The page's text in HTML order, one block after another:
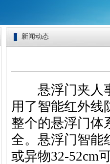
新闻动态
悬浮门夹人事
用了智能红外线
整个的悬浮门体
全。悬浮门智能
或异物32-52cm